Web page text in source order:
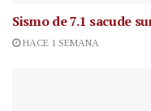
Sismo de 7.1 sacude
HACE 1 SEMANA